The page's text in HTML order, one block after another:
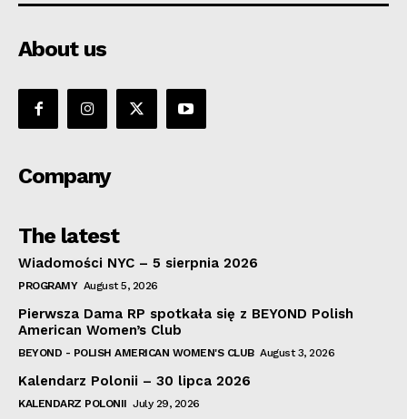
About us
Company
The latest
Wiadomości NYC – 5 sierpnia 2026
PROGRAMY August 5, 2026
Pierwsza Dama RP spotkała się z BEYOND Polish
American Women’s Club
BEYOND - POLISH AMERICAN WOMEN'S CLUB August 3, 2026
Kalendarz Polonii – 30 lipca 2026
KALENDARZ POLONII July 29, 2026